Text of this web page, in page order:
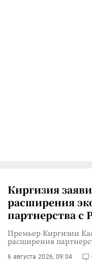
Киргизия
расширения
партнерства с
Премьер Киргизии
расширения
6 августа 2026, 09:04